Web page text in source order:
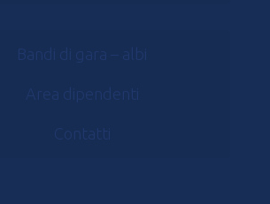
Bandi di gara – albi
Area dipendenti
Contatti